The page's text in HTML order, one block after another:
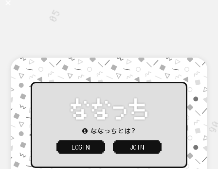
ななっちとは?
LOGIN JOIN